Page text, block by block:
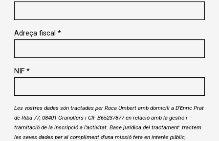
Adreça fiscal *
NIF *
Les vostres dades són tractades per Roca Umbert amb domicili a D’Enric Prat
de Riba 77, 08401 Granollers i CIF B65237877 en relació amb la gestió i
tramitació de la inscripció a l'activitat. Base jurídica del tractament: tractem
les seves dades per al compliment d’una missió feta en interès públic,